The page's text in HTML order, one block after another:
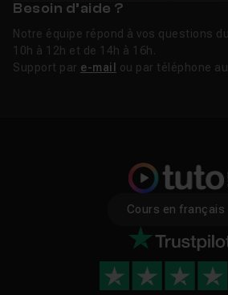
Besoin d’aide ?
Notre équipe répond à vos questions
10h à 12h et de 14h à 16h.
Support par e-mail ou par téléphone au
Cours en français